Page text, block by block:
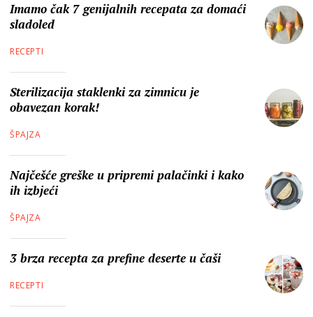
Imamo čak 7 genijalnih recepata za domaći
sladoled
RECEPTI
Sterilizacija staklenki za zimnicu je
obavezan korak!
ŠPAJZA
Najčešće greške u pripremi palačinki i kako
ih izbjeći
ŠPAJZA
3 brza recepta za prefine deserte u čaši
RECEPTI